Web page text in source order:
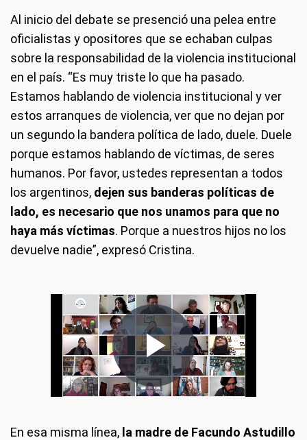
Al inicio del debate se presenció una pelea entre
oficialistas y opositores que se echaban culpas
sobre la responsabilidad de la violencia institucional
en el país. “Es muy triste lo que ha pasado.
Estamos hablando de violencia institucional y ver
estos arranques de violencia, ver que no dejan por
un segundo la bandera política de lado, duele. Duele
porque estamos hablando de víctimas, de seres
humanos. Por favor, ustedes representan a todos
los argentinos, dejen sus banderas políticas de
lado, es necesario que nos unamos para que no
haya más víctimas. Porque a nuestros hijos no los
devuelve nadie”, expresó Cristina.
En esa misma línea, la madre de Facundo Astudillo